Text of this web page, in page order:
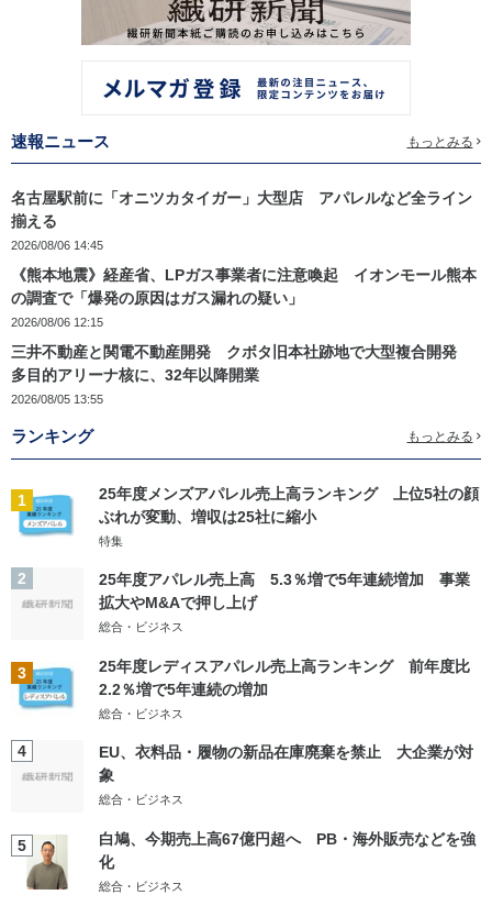
速報ニュース もっとみる
名古屋駅前に「オニツカタイガー」大型店 アパレルなど全ライン
揃える
2026/08/06 14:45
《熊本地震》経産省、LPガス事業者に注意喚起 イオンモール熊本
の調査で「爆発の原因はガス漏れの疑い」
2026/08/06 12:15
三井不動産と関電不動産開発 クボタ旧本社跡地で大型複合開発
多目的アリーナ核に、32年以降開業
2026/08/05 13:55
ランキング もっとみる
1
25年度メンズアパレル売上高ランキング 上位5社の顔
ぶれが変動、増収は25社に縮小
特集
2
25年度アパレル売上高 5.3％増で5年連続増加 事業
拡大やM&Aで押し上げ
総合・ビジネス
3
25年度レディスアパレル売上高ランキング 前年度比
2.2％増で5年連続の増加
総合・ビジネス
4
EU、衣料品・履物の新品在庫廃棄を禁止 大企業が対
象
総合・ビジネス
5
白鳩、今期売上高67億円超へ PB・海外販売などを強
化
総合・ビジネス